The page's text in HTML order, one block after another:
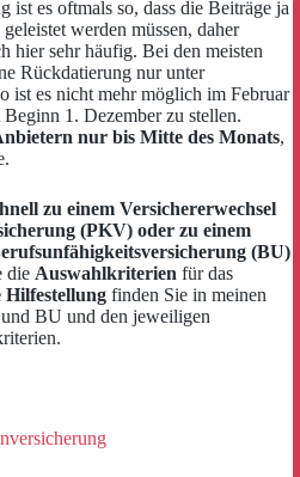
ist es oftmals so, dass die Beiträge ja
werden müssen, daher
hier sehr häufig. Bei den meisten
Rückdatierung nur unter
ist es nicht mehr möglich im Februar
1. Dezember zu stellen.
nur bis Mitte des Monats,
zu einem Versichererwechsel
(PKV) oder zu einem
(BU)
die Auswahlkriterien für das
Hilfestellung finden Sie in meinen
BU und den jeweiligen